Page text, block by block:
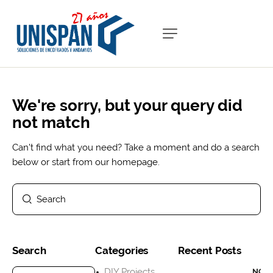
We're sorry, but your query did
not match
Can't find what you need? Take a moment and do a search
below or start from our homepage.
Search Categories Recent Posts